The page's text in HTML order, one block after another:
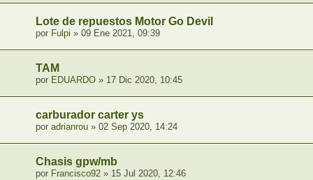
Lote de repuestos Motor Go Devil
por Fulpi » 09 Ene 2021, 09:39
TAM
por EDUARDO » 17 Dic 2020, 10:45
carburador carter ys
por adrianrou » 02 Sep 2020, 14:24
Chasis gpw/mb
por Francisco92 » 15 Jul 2020, 12:46